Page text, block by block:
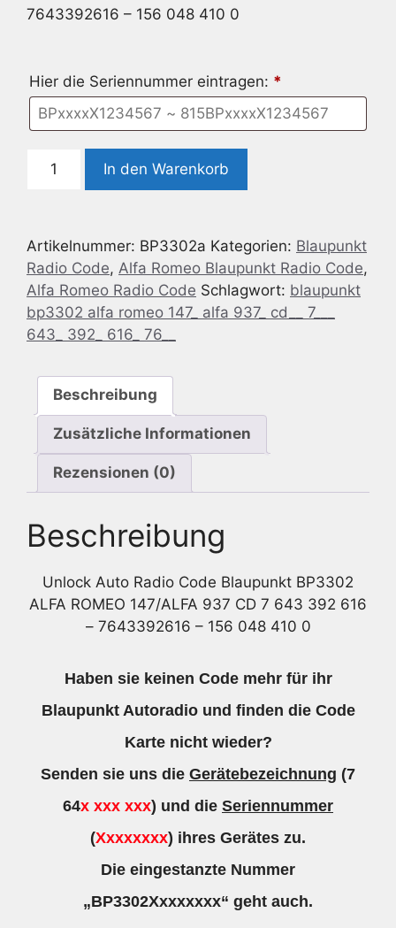
7643392616 – 156 048 410 0
Hier die Seriennummer eintragen: *
Code
Blaupunkt
BP3302
Alfa
Romeo
147/ALFA
CD
643
-
-
048
410
In den Warenkorb
Artikelnummer: BP3302a Kategorien: Blaupunkt
Radio Code, Alfa Romeo Blaupunkt Radio Code,
Alfa Romeo Radio Code Schlagwort: blaupunkt
bp3302 alfa romeo 147_ alfa 937_ cd__ 7___
643_ 392_ 616_ 76__
Beschreibung
Zusätzliche Informationen
Rezensionen (0)
Beschreibung
Unlock Auto Radio Code Blaupunkt BP3302
ALFA ROMEO 147/ALFA 937 CD 7 643 392 616
– 7643392616 – 156 048 410 0
Haben sie keinen Code mehr für ihr
Blaupunkt Autoradio und finden die Code
Karte nicht wieder?
Senden sie uns die Gerätebezeichnung (7
64x xxx xxx) und die Seriennummer
(Xxxxxxxx) ihres Gerätes zu.
Die eingestanzte Nummer
„BP3302Xxxxxxxx“ geht auch.